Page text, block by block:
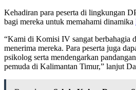
Kehadiran para peserta di lingkungan
bagi mereka untuk memahami dinamika
“Kami di Komisi IV sangat berbahagia
menerima mereka. Para peserta juga
psikolog serta mendengarkan
pemuda di Kalimantan Timur,” lanjut